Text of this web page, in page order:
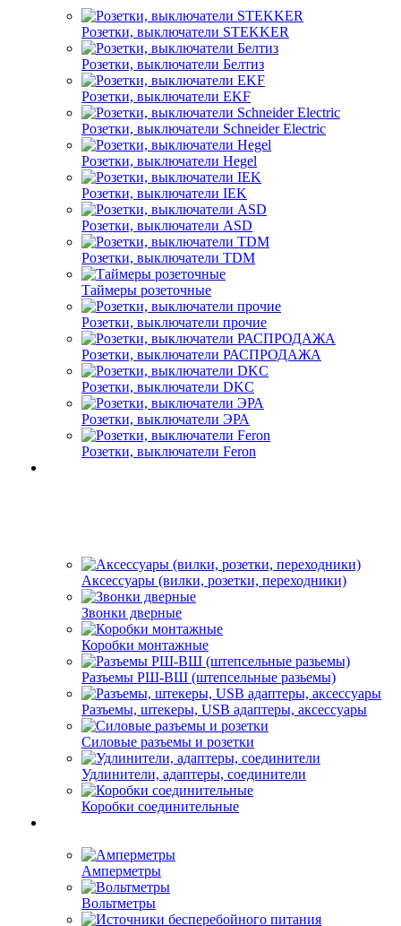
Розетки, выключатели STEKKER
Розетки, выключатели Белтиз
Розетки, выключатели EKF
Розетки, выключатели Schneider Electric
Розетки, выключатели Hegel
Розетки, выключатели IEK
Розетки, выключатели ASD
Розетки, выключатели TDM
Таймеры розеточные
Розетки, выключатели прочие
Розетки, выключатели РАСПРОДАЖА
Розетки, выключатели DKC
Розетки, выключатели ЭРА
Розетки, выключатели Feron
Аксессуары (вилки, розетки, переходники)
Звонки дверные
Коробки монтажные
Разъемы РШ-ВШ (штепсельные разьемы)
Разъемы, штекеры, USB адаптеры, аксессуары
Силовые разъемы и розетки
Удлинители, адаптеры, соединители
Коробки соединительные
Амперметры
Вольтметры